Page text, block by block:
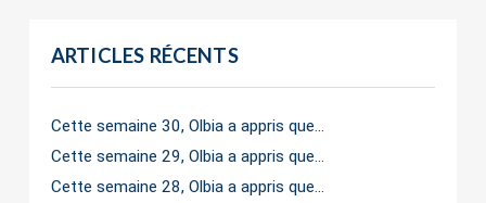
ARTICLES RÉCENTS
Cette semaine 30, Olbia a appris que…
Cette semaine 29, Olbia a appris que…
Cette semaine 28, Olbia a appris que…